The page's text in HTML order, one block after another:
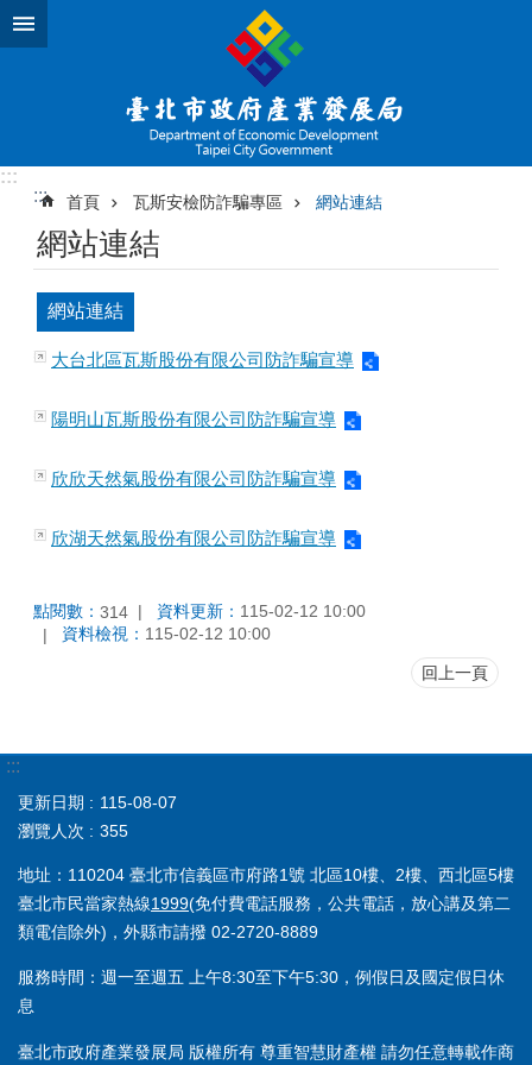
跳到主要內容區塊
:::
:::
首頁 瓦斯安檢防詐騙專區 網站連結
網站連結
網站連結
大台北區瓦斯股份有限公司防詐騙宣導
陽明山瓦斯股份有限公司防詐騙宣導
欣欣天然氣股份有限公司防詐騙宣導
欣湖天然氣股份有限公司防詐騙宣導
點閱數： 314 資料更新： 115-02-12 10:00
資料檢視： 115-02-12 10:00
回上一頁
:::
更新日期
115-08-07
瀏覽人次
355
地址：110204 臺北市信義區市府路1號 北區10樓、2樓、西北區5樓
臺北市民當家熱線1999(免付費電話服務，公共電話，放心講及第二
類電信除外)，外縣市請撥 02-2720-8889
服務時間：週一至週五 上午8:30至下午5:30，例假日及國定假日休
息
臺北市政府產業發展局 版權所有 尊重智慧財產權 請勿任意轉載作商